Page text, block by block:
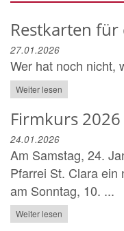
Restkarten für
27.01.2026
Wer hat noch nicht,
Weiter lesen
Firmkurs
24.01.2026
Am Samstag, 24.
Pfarrei St. Clara ein
am Sonntag, 10. ...
Weiter lesen